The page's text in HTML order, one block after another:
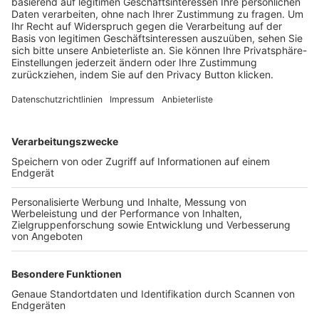
Trainerbörse
Login SpielPlus
FOLGE DEM BFV
TOP-VEREINE
TOP-PARTNER